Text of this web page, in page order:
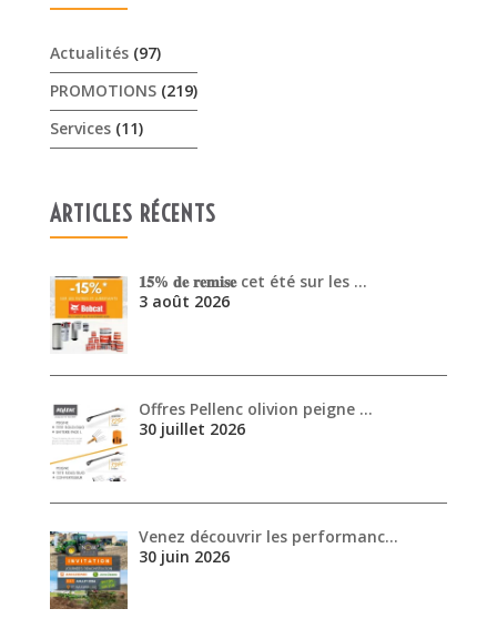
Actualités(97)
PROMOTIONS(219)
Services(11)
ARTICLES RÉCENTS
𝟏𝟓% 𝐝𝐞 𝐫𝐞𝐦𝐢𝐬𝐞 cet été sur les …
3 août 2026
Offres Pellenc olivion peigne …
30 juillet 2026
Venez découvrir les performanc…
30 juin 2026